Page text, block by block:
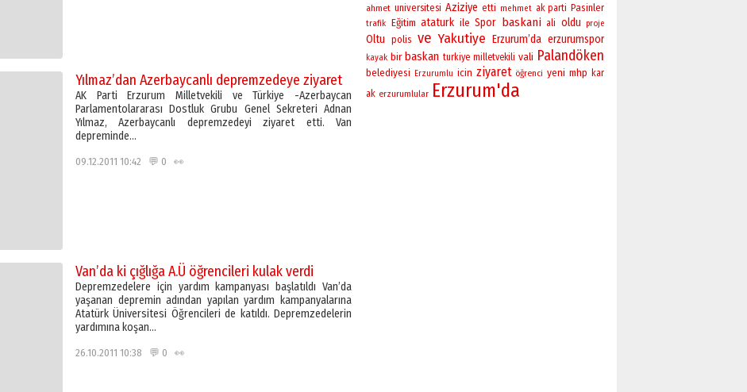
Yılmaz’dan Azerbaycanlı depremzedeye ziyaret
AK Parti Erzurum Milletvekili ve Türkiye -Azerbaycan
Parlamentolararası Dostluk Grubu Genel Sekreteri Adnan
Yılmaz, Azerbaycanlı depremzedeyi ziyaret etti. Van
depreminde…
09.12.2011 10:42 💬 0 👀
Van’da ki çığlığa A.Ü öğrencileri kulak verdi
Depremzedelere için yardım kampanyası başlatıldı Van’da
yaşanan depremin adından yapılan yardım kampanyalarına
Atatürk Üniversitesi Öğrencileri de katıldı. Depremzedelerin
yardımına koşan…
26.10.2011 10:38 💬 0 👀
ahmet universitesi Aziziye etti mehmet ak parti Pasinler
trafik Eğitim ataturk ile Spor baskani ali oldu proje
Oltu polis ve Yakutiye Erzurum’da erzurumspor
kayak bir baskan turkiye milletvekili vali Palandöken
belediyesi Erzurumlu icin ziyaret öğrenci yeni mhp kar
ak erzurumlular Erzurum'da